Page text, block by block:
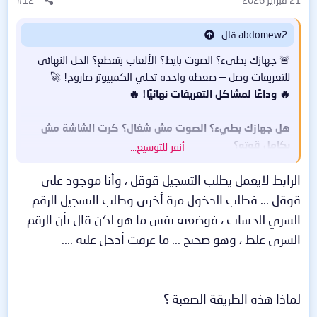
اضغط من هناا
abdomew2 قال:
🚨 جهازك بطيء؟ الصوت بايظ؟ الألعاب بتقطع؟ الحل النهائي
للتعريفات وصل — ضغطة واحدة تخلي الكمبيوتر صاروخ! 🚀
🔥 وداعًا لمشاكل التعريفات نهائيًا! 🔥
هل جهازك بطيء؟ الصوت مش شغال؟ كرت الشاشة مش
بكامل قوته؟
الحل بسيط جدًا 👇
✨ Driver Talent Pro 8.1.12.70 Silent Install – Abo
Samer
أنقر للتوسيع...
الرابط لايعمل يطلب التسجيل قوقل ، وأنا موجود على
قوقل ... فطلب الدخول مرة أخرى وطلب التسجيل الرقم
السري للحساب ، فوضعته نفس ما هو لكن قال بأن الرقم
السري غلط ، وهو صحيح ... ما عرفت أدخل عليه ....
لماذا هذه الطريقة الصعبة ؟